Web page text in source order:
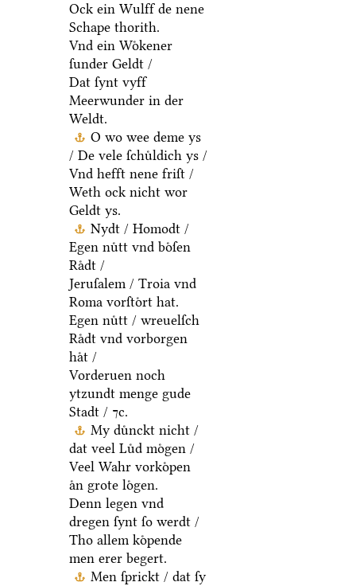
Ock ein Wulff de nene
Schape thorith.
Vnd ein Woͤkener
ſunder Geldt /
Dat ſynt vyff
Meerwunder in der
Weldt.
O wo wee deme ys
/ De vele ſchuͤldich ys /
Vnd hefft nene friſt /
Weth ock nicht wor
Geldt ys.
Nydt / Homodt /
Egen nuͤtt vnd boͤſen
Raͤdt /
Jeruſalem / Troia vnd
Roma vorſtoͤrt hat.
Egen nuͤtt / wreuelſch
Raͤdt vnd vorborgen
haͤt /
Vorderuen noch
ytzundt menge gude
Stadt / ⁊c.
My duͤnckt nicht /
dat veel Luͤd moͤgen /
Veel Wahr vorkoͤpen
aͤn grote loͤgen.
Denn legen vnd
dregen ſynt ſo werdt /
Tho allem koͤpende
men erer begert.
Men ſprickt / dat ſy